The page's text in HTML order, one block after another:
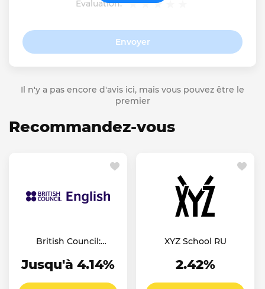
Evaluation:
Envoyer
Il n'y a pas encore d'avis ici, mais vous pouvez être le
premier
Recommandez-vous
British Council:
Jusqu'à 4.14%
XYZ School RU
2.42%